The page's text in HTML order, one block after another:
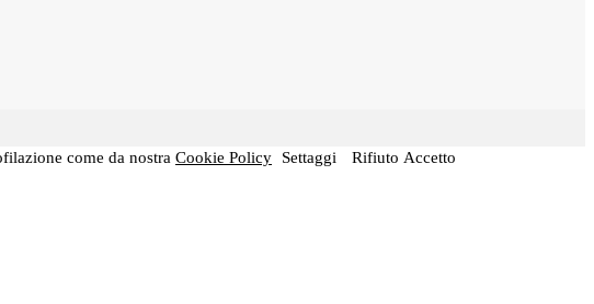
come da nostra Cookie Policy Settaggi Rifiuto Accetto